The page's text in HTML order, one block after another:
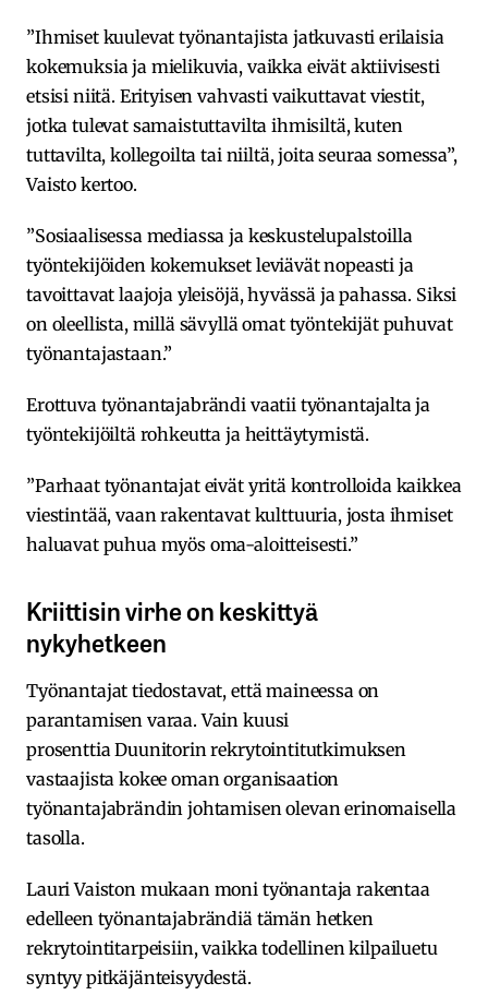
”Ihmiset kuulevat työnantajista jatkuvasti erilaisia
kokemuksia ja mielikuvia, vaikka eivät aktiivisesti
etsisi niitä. Erityisen vahvasti vaikuttavat viestit,
jotka tulevat samaistuttavilta ihmisiltä, kuten
tuttavilta, kollegoilta tai niiltä, joita seuraa somessa”,
Vaisto kertoo.
”Sosiaalisessa mediassa ja keskustelupalstoilla
työntekijöiden kokemukset leviävät nopeasti ja
tavoittavat laajoja yleisöjä, hyvässä ja pahassa. Siksi
on oleellista, millä sävyllä omat työntekijät puhuvat
työnantajastaan.”
Erottuva työnantajabrändi vaatii työnantajalta ja
työntekijöiltä rohkeutta ja heittäytymistä.
”Parhaat työnantajat eivät yritä kontrolloida kaikkea
viestintää, vaan rakentavat kulttuuria, josta ihmiset
haluavat puhua myös oma-aloitteisesti.”
Kriittisin virhe on keskittyä
nykyhetkeen
Työnantajat tiedostavat, että maineessa on
parantamisen varaa. Vain kuusi
prosenttia Duunitorin rekrytointitutkimuksen
vastaajista kokee oman organisaation
työnantajabrändin johtamisen olevan erinomaisella
tasolla.
Lauri Vaiston mukaan moni työnantaja rakentaa
edelleen työnantajabrändiä tämän hetken
rekrytointitarpeisiin, vaikka todellinen kilpailuetu
syntyy pitkäjänteisyydestä.